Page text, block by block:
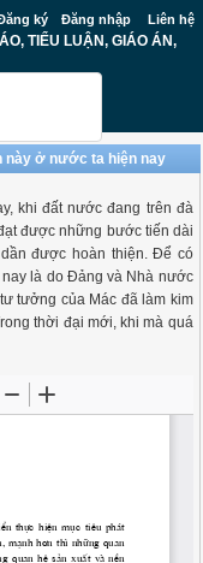
ký Đăng nhập Liên hệ
TIỂU LUẬN, GIÁO ÁN,
này ở nước ta hiện nay
khi đất nước đang trên đà
được những bước tiến dài
được hoàn thiện. Để có
là do Đảng và Nhà nước
tưởng của Mác đã làm kim
thời đại mới, khi mà quá